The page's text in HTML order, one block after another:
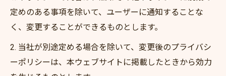
定めのある事項を除いて、ユーザーに通知することな
く、変更することができるものとします。
2. 当社が別途定める場合を除いて、変更後のプライバシ
ーポリシーは、本ウェブサイトに掲載したときから効力